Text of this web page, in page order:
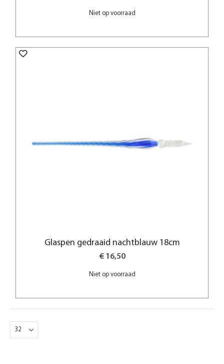
Niet op voorraad
Glaspen gedraaid nachtblauw 18cm
€ 16,50
Niet op voorraad